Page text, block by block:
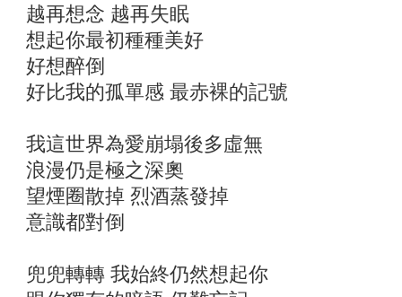
越再想念 越再失眠
想起你最初種種美好
好想醉倒
好比我的孤單感 最赤裸的記號
我這世界為愛崩塌後多虛無
浪漫仍是極之深奧
望煙圈散掉 烈酒蒸發掉
意識都對倒
兜兜轉轉 我始終仍然想起你